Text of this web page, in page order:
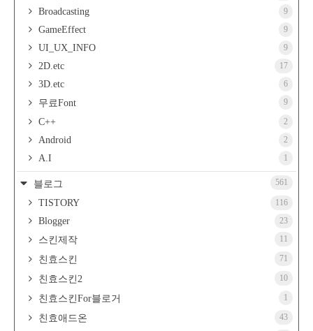
Broadcasting 9
GameEffect 9
UI_UX_INFO 9
2D.etc 17
3D.etc 6
무료Font 9
C++ 2
Android 2
A.I 1
블로그 561
TISTORY 116
Blogger 23
스킨제작 11
친효스킨 71
친효스킨2 10
친효스킨For블로거 1
친효애드온 43